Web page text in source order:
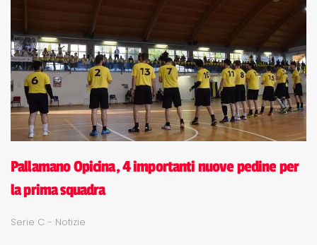
Pallamano Opicina, 4 importanti nuove pedine per
la prima squadra
Serie C - Notizie